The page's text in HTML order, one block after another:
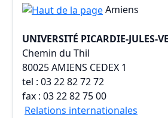
Amiens
UNIVERSITÉ PICARDIE-JULES-
Chemin du Thil
80025 AMIENS CEDEX 1
tel : 03 22 82 72 72
fax : 03 22 82 75 00
Relations internationales